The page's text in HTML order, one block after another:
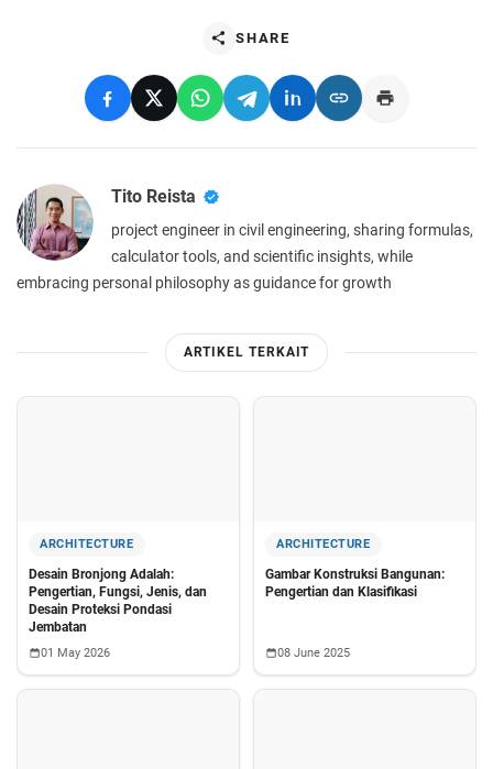
SHARE
Tito Reista
project engineer in civil engineering, sharing formulas,
calculator tools, and scientific insights, while
embracing personal philosophy as guidance for growth
ARTIKEL TERKAIT
ARCHITECTURE
Desain Bronjong Adalah:
Pengertian, Fungsi, Jenis, dan
Desain Proteksi Pondasi
Jembatan
01 May 2026
ARCHITECTURE
Gambar Konstruksi Bangunan:
Pengertian dan Klasifikasi
08 June 2025